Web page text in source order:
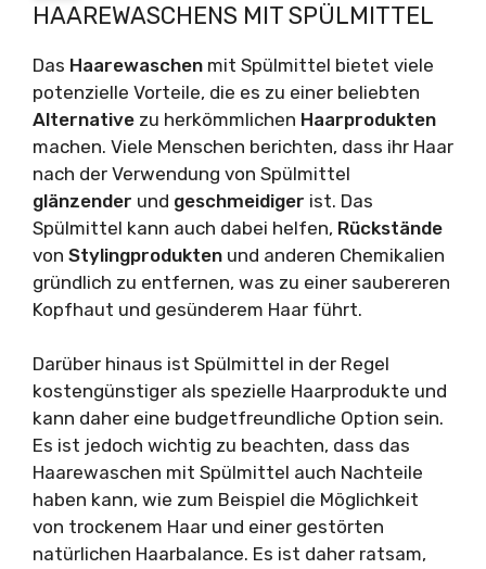
HAAREWASCHENS MIT SPÜLMITTEL
Das Haarewaschen mit Spülmittel bietet viele
potenzielle Vorteile, die es zu einer beliebten
Alternative zu herkömmlichen Haarprodukten
machen. Viele Menschen berichten, dass ihr Haar
nach der Verwendung von Spülmittel
glänzender und geschmeidiger ist. Das
Spülmittel kann auch dabei helfen, Rückstände
von Stylingprodukten und anderen Chemikalien
gründlich zu entfernen, was zu einer saubereren
Kopfhaut und gesünderem Haar führt.
Darüber hinaus ist Spülmittel in der Regel
kostengünstiger als spezielle Haarprodukte und
kann daher eine budgetfreundliche Option sein.
Es ist jedoch wichtig zu beachten, dass das
Haarewaschen mit Spülmittel auch Nachteile
haben kann, wie zum Beispiel die Möglichkeit
von trockenem Haar und einer gestörten
natürlichen Haarbalance. Es ist daher ratsam,